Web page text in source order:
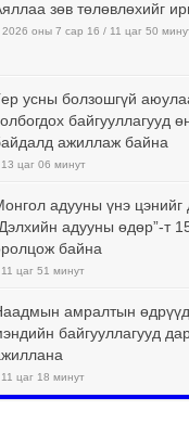
зөв төлөвлөхийг
2026 оны 7 сар 16 / 11 цаг 50
усны болзошгүй
байгууллагууд
ажиллаж байна
цаг 06 минут
адууны үнэ цэнийг
адууны өдөр”-т
байна
цаг 51 минут
амралтын
байгууллагууд
цаг 18 минут